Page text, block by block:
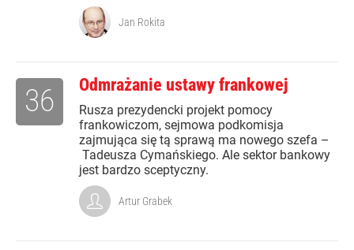
Jan Rokita
Odmrażanie ustawy frankowej
Rusza prezydencki projekt pomocy
frankowiczom, sejmowa podkomisja
zajmująca się tą sprawą ma nowego szefa –
Tadeusza Cymańskiego. Ale sektor bankowy
jest bardzo sceptyczny.
36
Artur Grabek